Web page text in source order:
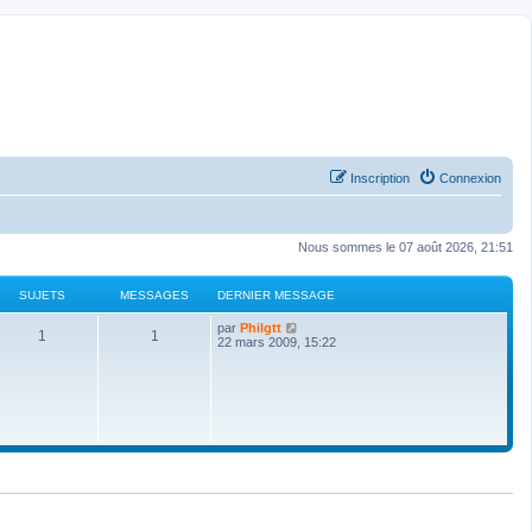
Connexion
Inscription
Nous sommes le 07 août 2026, 21:51
SUJETS MESSAGES DERNIER MESSAGE
1 1 par Philgtt
o
l
e
22 mars 2009, 15:22